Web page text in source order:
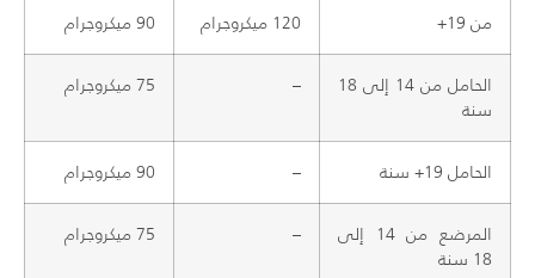
من 19+ 120 ميكروجرام 90 ميكروجرام
الحامل من 14 إلى 18
سنة
– 75 ميكروجرام
الحامل 19+ سنة – 90 ميكروجرام
المرضع من 14 إلى
18 سنة
– 75 ميكروجرام